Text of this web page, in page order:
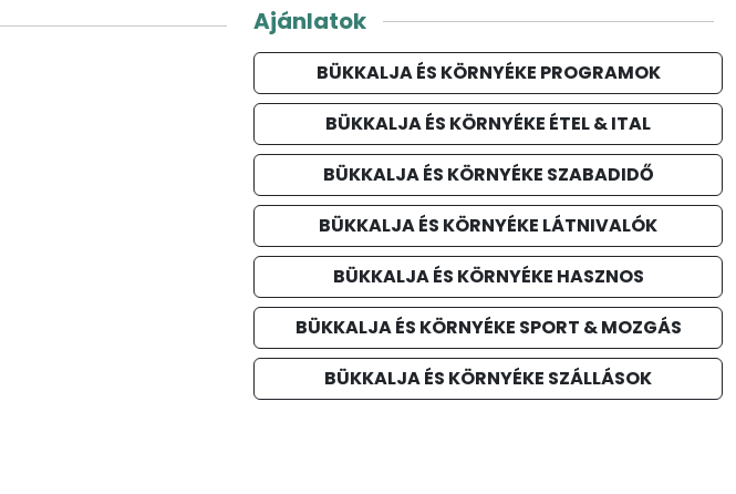
Ajánlatok
BÜKKALJA ÉS KÖRNYÉKE PROGRAMOK
BÜKKALJA ÉS KÖRNYÉKE ÉTEL & ITAL
BÜKKALJA ÉS KÖRNYÉKE SZABADIDŐ
BÜKKALJA ÉS KÖRNYÉKE LÁTNIVALÓK
BÜKKALJA ÉS KÖRNYÉKE HASZNOS
BÜKKALJA ÉS KÖRNYÉKE SPORT & MOZGÁS
BÜKKALJA ÉS KÖRNYÉKE SZÁLLÁSOK